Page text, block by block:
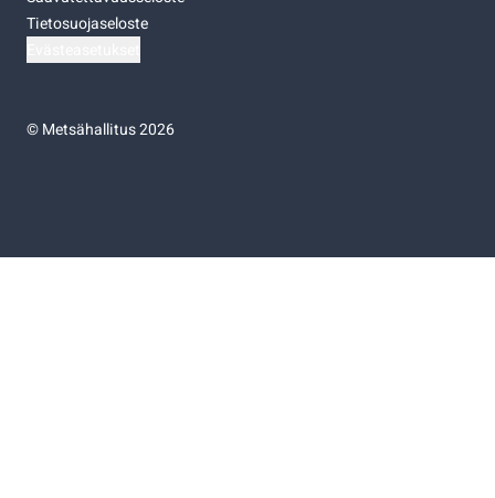
Tietosuojaseloste
©Metsähallitus 2026